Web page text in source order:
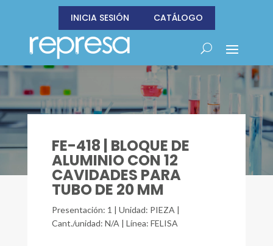
INICIA SESIÓN CATÁLOGO
FE-418 | BLOQUE DE
ALUMINIO CON 12
CAVIDADES PARA
TUBO DE 20 MM
Presentación: 1 | Unidad: PIEZA |
Cant./unidad: N/A | Línea: FELISA